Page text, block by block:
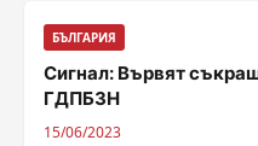
БЪЛГАРИЯ
Сигнал: Вървят
ГДПБЗН
15/06/2023